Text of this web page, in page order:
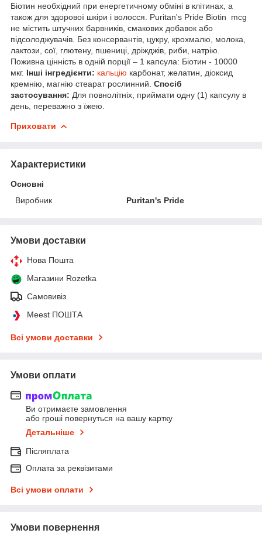
Біотин необхідний при енергетичному обміні в клітинах, а
також для здорової шкіри і волосся. Puritan's Pride Biotin mcg
не містить штучних барвників, смакових добавок або
підсолоджувачів. Без консервантів, цукру, крохмалю, молока,
лактози, сої, глютену, пшениці, дріжджів, риби, натрію.
Поживна цінність в одній порції – 1 капсула: Біотин - 10000
мкг. Інші інгредієнти: кальцію карбонат, желатин, діоксид
кремнію, магнію стеарат рослинний. Спосіб
застосування: Для повнолітніх, приймати одну (1) капсулу в
день, переважно з їжею.
Приховати
Характеристики
Основні
Виробник
Puritan's Pride
Умови доставки
Нова Пошта
Магазини Rozetka
Самовивіз
Meest ПОШТА
Всі умови доставки
Умови оплати
Ви отримаєте замовлення
або гроші повернуться на вашу картку
Детальніше
Післяплата
Оплата за реквізитами
Всі умови оплати
Умови повернення